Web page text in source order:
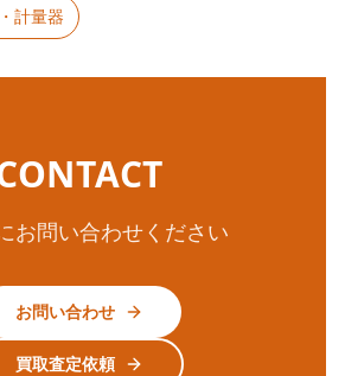
計量器
お問い合わせください
お問い合わせ
買取査定依頼